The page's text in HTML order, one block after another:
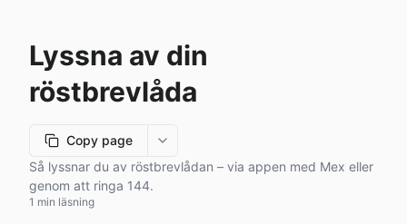
Lyssna av din
röstbrevlåda
Copy page
More options
Så lyssnar du av röstbrevlådan – via appen med Mex eller
genom att ringa 144.
1 min läsning